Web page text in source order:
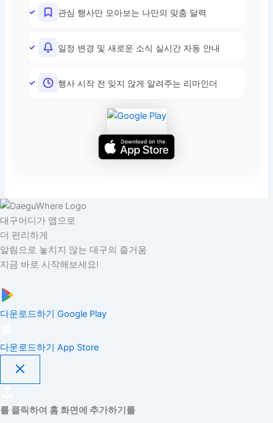
관심 행사만 모아보는 나만의 맞춤 달력
일정 변경 및 새로운 소식 실시간 자동 안내
행사 시작 전 잊지 않게 알려주는 리마인더
대구어디가 앱으로
더 편리하게
알림으로 놓치지 않는 대구의 즐거움
지금 바로 시작해보세요!
다운로드하기 Google Play
다운로드하기 App Store
를 클릭하여 홈 화면에 추가하기를